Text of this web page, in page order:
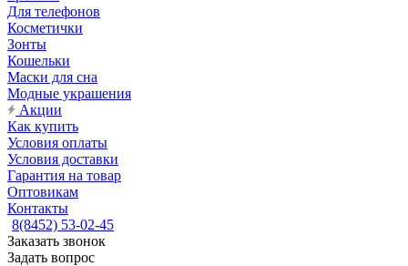
Для телефонов
Косметички
Зонты
Кошельки
Маски для сна
Модные украшения
Акции
Как купить
Условия оплаты
Условия доставки
Гарантия на товар
Оптовикам
Контакты
8(8452) 53-02-45
Заказать звонок
Задать вопрос